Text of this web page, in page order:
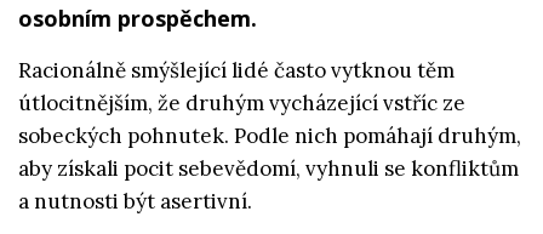
osobním prospěchem.
Racionálně smýšlející lidé často vytknou těm
útlocitnějším, že druhým vycházející vstříc ze
sobeckých pohnutek. Podle nich pomáhají druhým,
aby získali pocit sebevědomí, vyhnuli se konfliktům
a nutnosti být asertivní.